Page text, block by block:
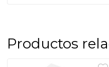
Productos